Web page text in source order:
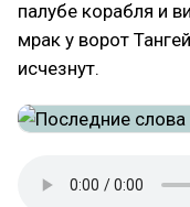
палубе корабля и
мрак у ворот
исчезнут.